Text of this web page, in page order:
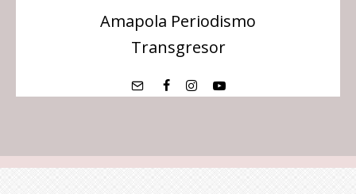
Amapola Periodismo
Transgresor